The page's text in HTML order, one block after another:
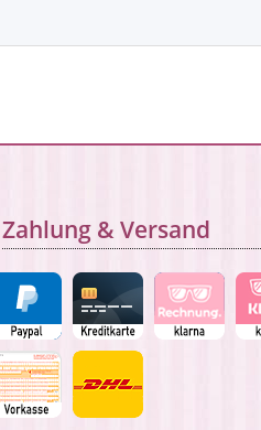
Zahlung & Versand